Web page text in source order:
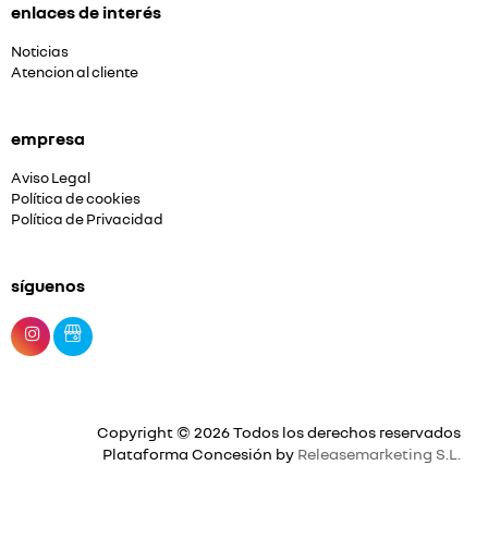
enlaces de interés
Noticias
Atencion al cliente
empresa
Aviso Legal
Política de cookies
Política de Privacidad
síguenos
Copyright © 2026 Todos los derechos reservados
Plataforma Concesión by Releasemarketing S.L.